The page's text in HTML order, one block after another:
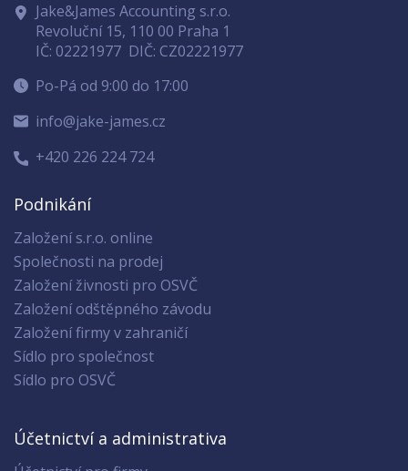
Jake&James Accounting s.r.o.
Revoluční 15, 110 00 Praha 1
IČ: 02221977 DIČ: CZ02221977
Po-Pá od 9:00 do 17:00
info@jake-james.cz
+420 226 224 724
Podnikání
Založení s.r.o. online
Společnosti na prodej
Založení živnosti pro OSVČ
Založení odštěpného závodu
Založení firmy v zahraničí
Sídlo pro společnost
Sídlo pro OSVČ
Účetnictví a administrativa